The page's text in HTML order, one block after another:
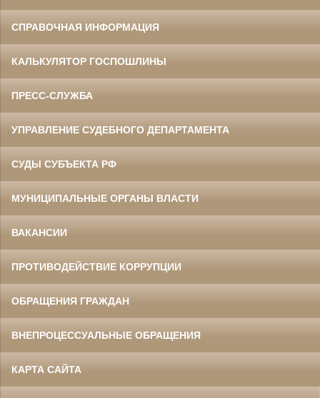
СПРАВОЧНАЯ ИНФОРМАЦИЯ
КАЛЬКУЛЯТОР ГОСПОШЛИНЫ
ПРЕСС-СЛУЖБА
УПРАВЛЕНИЕ СУДЕБНОГО ДЕПАРТАМЕНТА
СУДЫ СУБЪЕКТА РФ
МУНИЦИПАЛЬНЫЕ ОРГАНЫ ВЛАСТИ
ВАКАНСИИ
ПРОТИВОДЕЙСТВИЕ КОРРУПЦИИ
ОБРАЩЕНИЯ ГРАЖДАН
ВНЕПРОЦЕССУАЛЬНЫЕ ОБРАЩЕНИЯ
КАРТА САЙТА